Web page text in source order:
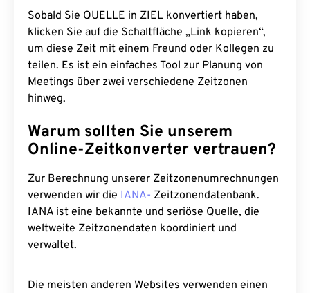
Sobald Sie QUELLE in ZIEL konvertiert haben,
klicken Sie auf die Schaltfläche „Link kopieren“,
um diese Zeit mit einem Freund oder Kollegen zu
teilen. Es ist ein einfaches Tool zur Planung von
Meetings über zwei verschiedene Zeitzonen
hinweg.
Warum sollten Sie unserem
Online-Zeitkonverter vertrauen?
Zur Berechnung unserer Zeitzonenumrechnungen
verwenden wir die IANA- Zeitzonendatenbank.
IANA ist eine bekannte und seriöse Quelle, die
weltweite Zeitzonendaten koordiniert und
verwaltet.
Die meisten anderen Websites verwenden einen